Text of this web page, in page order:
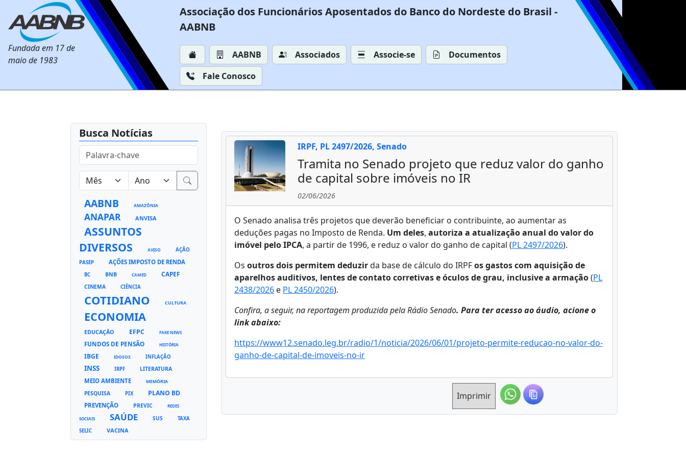
Fundada em 17 de
maio de 1983
Associação dos Funcionários Aposentados do Banco do Nordeste do Brasil -
AABNB
AABNB Associados Associe-se
Documentos
Fale Conosco
Busca Notícias
AABNB AMAZÔNIA
ANAPAR ANVISA
ASSUNTOS
DIVERSOS
AVISO
AÇÃO
PASEP
AÇÕES IMPOSTO DE RENDA
BC BNB CAMED CAPEF
CINEMA CIÊNCIA
COTIDIANO CULTURA
ECONOMIA
EDUCAÇÃO EFPC FAKE NEWS
FUNDOS DE PENSÃO HISTÓRIA
IBGE IDOSOS INFLAÇÃO
INSS IRPF LITERATURA
MEIO AMBIENTE MEMÓRIA
PESQUISA PIX PLANO BD
PREVENÇÃO PREVIC REDES
SOCIAIS SAÚDE SUS
TAXA
SELIC
VACINA
IRPF, PL 2497/2026, Senado
Tramita no Senado projeto que reduz valor do ganho
de capital sobre imóveis no IR
02/06/2026
O Senado analisa três projetos que deverão beneficiar o contribuinte, ao aumentar as
deduções pagas no Imposto de Renda. Um deles, autoriza a atualização anual do valor do
imóvel pelo IPCA, a partir de 1996, e reduz o valor do ganho de capital (PL 2497/2026).
Os outros dois permitem deduzirda base de cálculo do IRPFos gastos com aquisição de
aparelhos auditivos, lentes de contato corretivas e óculos de grau, inclusive a armação(PL
2438/2026 e PL 2450/2026).
Confira, a seguir, na reportagem produzida pela Rádio Senado. Para ter acesso ao áudio, acione o
link abaixo:
https://www12.senado.leg.br/radio/1/noticia/2026/06/01/projeto-permite-reducao-no-valor-do-
ganho-de-capital-de-imoveis-no-ir
Imprimir